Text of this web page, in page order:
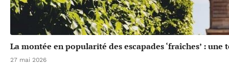
La montée en popularité des escapades ‘fraîches’ :
27 mai 2026